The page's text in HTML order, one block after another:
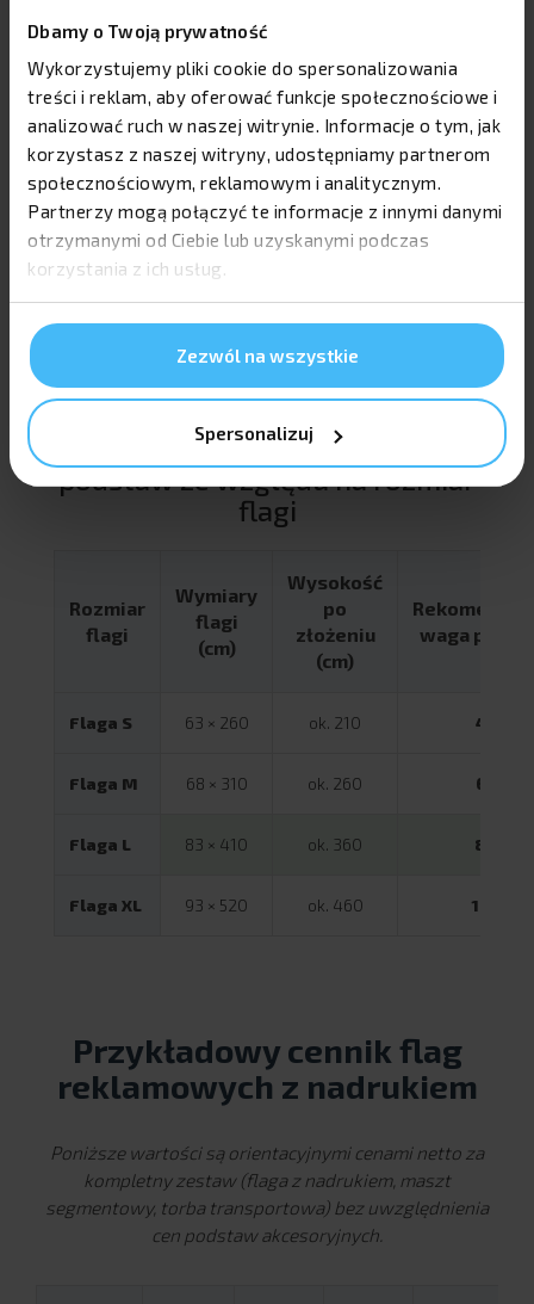
Dbamy o Twoją prywatność
Wykorzystujemy pliki cookie do spersonalizowania
treści i reklam, aby oferować funkcje społecznościowe i
analizować ruch w naszej witrynie. Informacje o tym, jak
korzystasz z naszej witryny, udostępniamy partnerom
społecznościowym, reklamowym i analitycznym.
Partnerzy mogą połączyć te informacje z innymi danymi
otrzymanymi od Ciebie lub uzyskanymi podczas
korzystania z ich usług.
Zezwól na wszystkie
Spersonalizuj
Masywna platforma stalowa przeznaczona do
atmosferycznych na twardym podłożu.
Rekomendowana dla flag w rozmiarze XL.
Rotator do flag i Krzyżak
Rotator umożliwia obracanie się flagi zgodnie z
kierunkiem wiatru, zmniejszając opór powietrza.
ekspozycji na płaskich powierzchniach wewnątrz
Rekomendacja obciążenia
podstaw ze względu na rozmiar
flagi
Rozmiar
flagi
Wymiary
flagi
(cm)
Wysokość
po
złożeniu
(cm)
waga
Flaga S 63 × 260 ok. 210 4 kg
Flaga M 68 × 310 ok. 260 6 kg
Flaga L 83 × 410 ok. 360 8 kg
Flaga XL 93 × 520 ok. 460 12 kg
Przykładowy cennik flag
reklamowych z nadrukiem
Poniższe wartości są orientacyjnymi cenami netto za
kompletny zestaw (flaga z nadrukiem, maszt
segmentowy, torba transportowa) bez uwzględnienia
cen podstaw akcesoryjnych.